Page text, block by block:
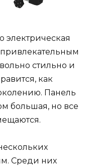
электрическая
стильно и
как
Панель
большая, но все
Среди них